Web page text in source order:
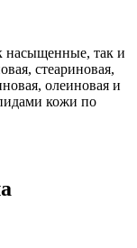
насыщенные, так и
стеариновая,
олеиновая и
кожи по